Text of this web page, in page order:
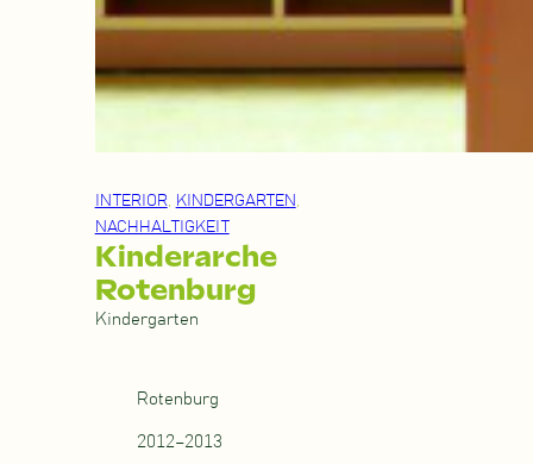
INTERIOR, KINDERGARTEN
NACHHALTIGKEIT
Kinderarche
Rotenburg
Kindergarten
Rotenburg
2012–2013